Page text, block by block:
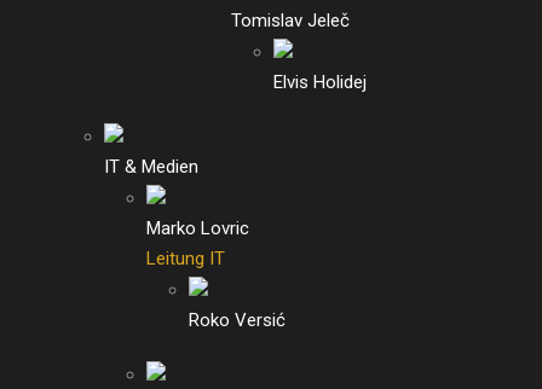
Tomislav Jeleč
Elvis Holidej
IT & Medien
Marko Lovric
Leitung IT
Roko Versić